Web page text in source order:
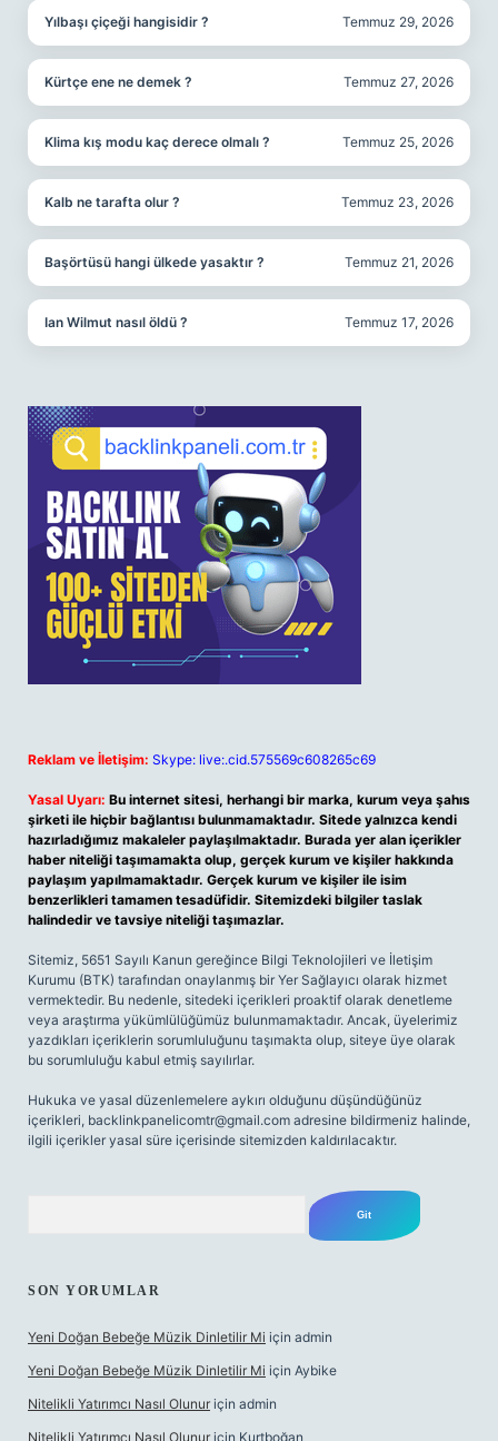
Yılbaşı çiçeği hangisidir ? Temmuz 29, 2026
Kürtçe ene ne demek ? Temmuz 27, 2026
Klima kış modu kaç derece olmalı ? Temmuz 25, 2026
Kalb ne tarafta olur ? Temmuz 23, 2026
Başörtüsü hangi ülkede yasaktır ? Temmuz 21, 2026
Ian Wilmut nasıl öldü ? Temmuz 17, 2026
Reklam ve İletişim: Skype: live:.cid.575569c608265c69
Yasal Uyarı: Bu internet sitesi, herhangi bir marka, kurum veya şahıs
şirketi ile hiçbir bağlantısı bulunmamaktadır. Sitede yalnızca kendi
hazırladığımız makaleler paylaşılmaktadır. Burada yer alan içerikler
haber niteliği taşımamakta olup, gerçek kurum ve kişiler hakkında
paylaşım yapılmamaktadır. Gerçek kurum ve kişiler ile isim
benzerlikleri tamamen tesadüfidir. Sitemizdeki bilgiler taslak
halindedir ve tavsiye niteliği taşımazlar.
Sitemiz, 5651 Sayılı Kanun gereğince Bilgi Teknolojileri ve İletişim
Kurumu (BTK) tarafından onaylanmış bir Yer Sağlayıcı olarak hizmet
vermektedir. Bu nedenle, sitedeki içerikleri proaktif olarak denetleme
veya araştırma yükümlülüğümüz bulunmamaktadır. Ancak, üyelerimiz
yazdıkları içeriklerin sorumluluğunu taşımakta olup, siteye üye olarak
bu sorumluluğu kabul etmiş sayılırlar.
Hukuka ve yasal düzenlemelere aykırı olduğunu düşündüğünüz
içerikleri, backlinkpanelicomtr@gmail.com adresine bildirmeniz halinde,
ilgili içerikler yasal süre içerisinde sitemizden kaldırılacaktır.
SON YORUMLAR
Yeni Doğan Bebeğe Müzik Dinletilir Mi için admin
Yeni Doğan Bebeğe Müzik Dinletilir Mi için Aybike
Nitelikli Yatırımcı Nasıl Olunur için admin
Nitelikli Yatırımcı Nasıl Olunur için Kurtboğan